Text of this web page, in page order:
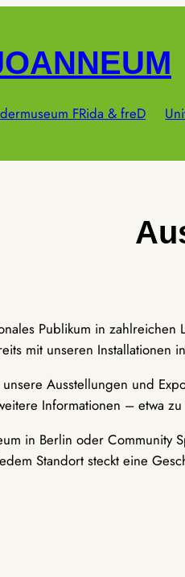
FRida & freD
Publikum in
mit unseren Installationen
Ausstellungen und
Informationen – etwa
in Berlin oder
Standort steckt eine